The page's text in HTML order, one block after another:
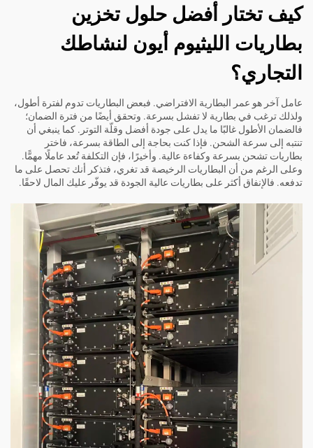
كيف تختار أفضل حلول تخزين
بطاريات الليثيوم أيون لنشاطك
التجاري؟
عامل آخر هو عمر البطارية الافتراضي. فبعض البطاريات تدوم لفترة أطول،
ولذلك ترغب في بطارية لا تفشل بسرعة. وتحقق أيضًا من فترة الضمان؛
فالضمان الأطول غالبًا ما يدل على جودة أفضل وقلّة التوتر. كما ينبغي أن
تنتبه إلى سرعة الشحن. فإذا كنت بحاجة إلى الطاقة بسرعة، فاختر
بطاريات تشحن بسرعة وكفاءة عالية. وأخيرًا، فإن التكلفة تُعد عاملًا مهمًّا.
وعلى الرغم من أن البطاريات الرخيصة قد تغري، فتذكر أنك تحصل على ما
تدفعه. فالإنفاق أكثر على بطاريات عالية الجودة قد يوفّر عليك المال لاحقًا.